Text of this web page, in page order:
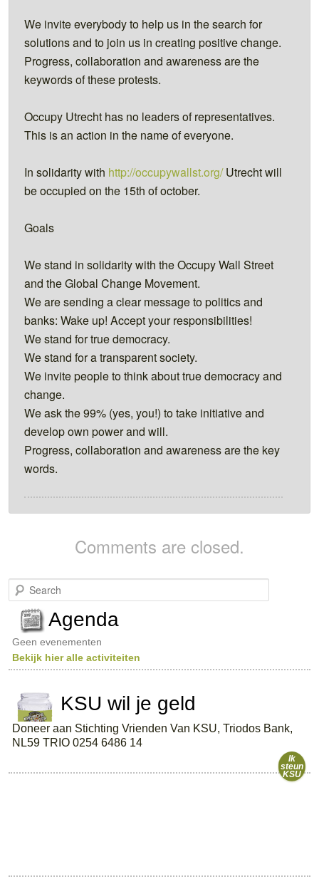
We invite everybody to help us in the search for
solutions and to join us in creating positive change.
Progress, collaboration and awareness are the
keywords of these protests.
Occupy Utrecht has no leaders of representatives.
This is an action in the name of everyone.
In solidarity with http://occupywallst.org/Utrecht will
be occupied on the 15th of october.
Goals
We stand in solidarity with the Occupy Wall Street
and the Global Change Movement.
We are sending a clear message to politics and
banks: Wake up! Accept your responsibilities!
We stand for true democracy.
We stand for a transparent society.
We invite people to think about true democracy and
change.
We ask the 99% (yes, you!) to take initiative and
develop own power and will.
Progress, collaboration and awareness are the key
words.
Comments are closed.
e
c
h
Agenda
Geen evenementen
Bekijk hier alle activiteiten
KSU wil je geld
Doneer aan Stichting Vrienden Van KSU, Triodos Bank,
NL59 TRIO 0254 6486 14
Ik
steun
KSU